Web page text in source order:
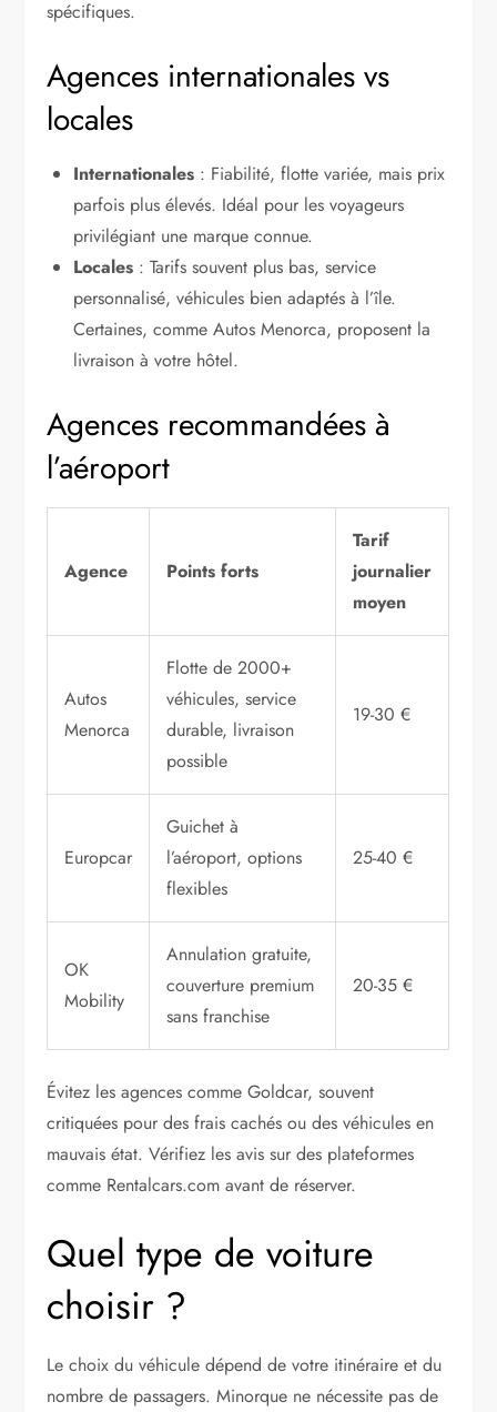
spécifiques.
Agences internationales vs
locales
Internationales : Fiabilité, flotte variée, mais prix
parfois plus élevés. Idéal pour les voyageurs
privilégiant une marque connue.
Locales : Tarifs souvent plus bas, service
personnalisé, véhicules bien adaptés à l’île.
Certaines, comme Autos Menorca, proposent la
livraison à votre hôtel.
Agences recommandées à
l’aéroport
Agence Points forts
Tarif
journalier
moyen
Autos
Menorca
Flotte de 2000+
véhicules, service
durable, livraison
possible
19-30 €
Europcar
Guichet à
l’aéroport, options
flexibles
25-40 €
OK
Mobility
Annulation gratuite,
couverture premium
sans franchise
20-35 €
Évitez les agences comme Goldcar, souvent
critiquées pour des frais cachés ou des véhicules en
mauvais état. Vérifiez les avis sur des plateformes
comme Rentalcars.com avant de réserver.
Quel type de voiture
choisir ?
Le choix du véhicule dépend de votre itinéraire et du
nombre de passagers. Minorque ne nécessite pas de